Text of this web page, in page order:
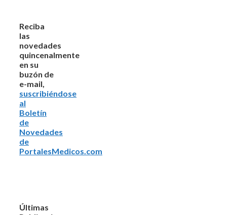
Reciba
las
novedades
quincenalmente
en su
buzón de
e-mail,
suscribiéndose
al
Boletín
de
Novedades
de
PortalesMedicos.com
Últimas